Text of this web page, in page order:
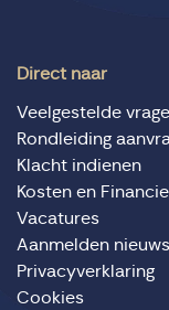
Direct naar
Veelgestelde
Rondleiding
Klacht indienen
Kosten en
Vacatures
Aanmelden
Privacyverklaring
Cookies